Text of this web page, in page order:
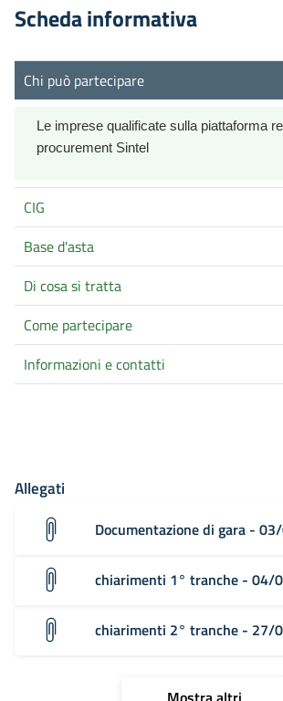
Scheda informativa
Chi può partecipare
Le imprese qualificate sulla piattaforma
procurement Sintel
CIG
Base d'asta
Di cosa si tratta
Come partecipare
Informazioni e contatti
Allegati
Documentazione di gara -
chiarimenti 1° tranche - 04/
chiarimenti 2° tranche - 27/